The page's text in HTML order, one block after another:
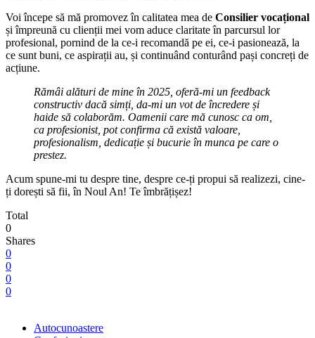
Voi începe să mă promovez în calitatea mea de Consilier vocațional
și împreună cu clienții mei vom aduce claritate în parcursul lor
profesional, pornind de la ce-i recomandă pe ei, ce-i pasionează, la
ce sunt buni, ce aspirații au, și continuând conturând pași concreți de
acțiune.
Rămâi alături de mine în 2025, oferă-mi un feedback
constructiv dacă simți, da-mi un vot de încredere și
haide să colaborăm. Oamenii care mă cunosc ca om,
ca profesionist, pot confirma că există valoare,
profesionalism, dedicație și bucurie în munca pe care o
prestez.
Acum spune-mi tu despre tine, despre ce-ți propui să realizezi, cine-
ți dorești să fii, în Noul An! Te îmbrățișez!
Total
0
Shares
0
0
0
0
Autocunoastere